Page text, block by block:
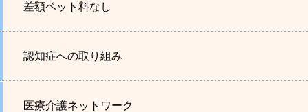
差額ベット料なし
認知症への取り組み
医療介護ネットワーク